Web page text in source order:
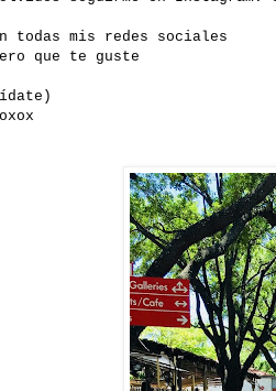
todas mis redes sociales
que te guste